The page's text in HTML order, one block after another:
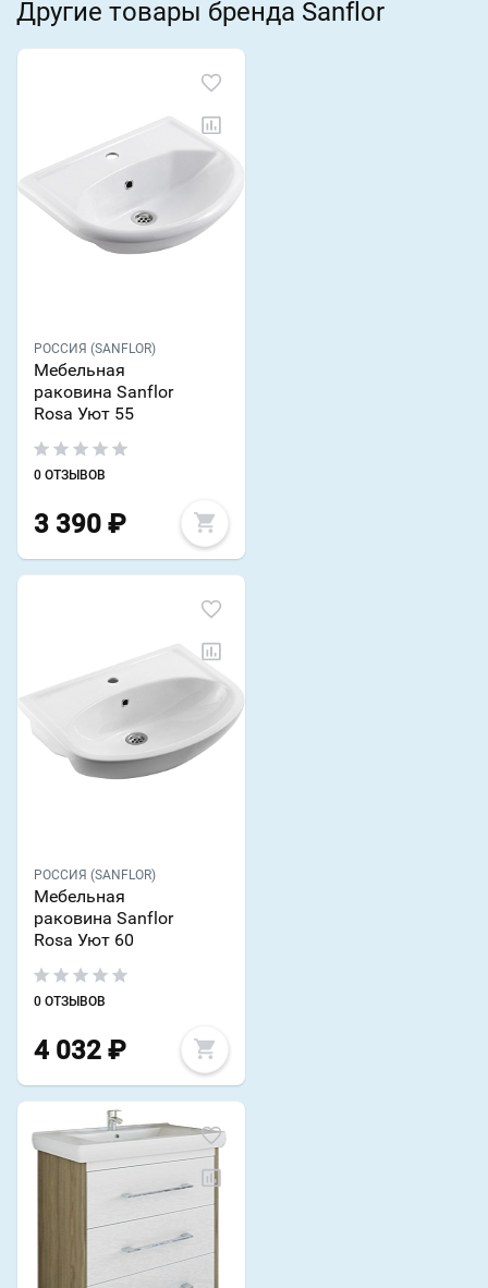
Другие товары бренда Sanflor
РОССИЯ (SANFLOR)
Мебельная
раковина Sanflor
Rosa Уют 55
0 ОТЗЫВОВ
3 390 ₽
РОССИЯ (SANFLOR)
Мебельная
раковина Sanflor
Rosa Уют 60
0 ОТЗЫВОВ
4 032 ₽